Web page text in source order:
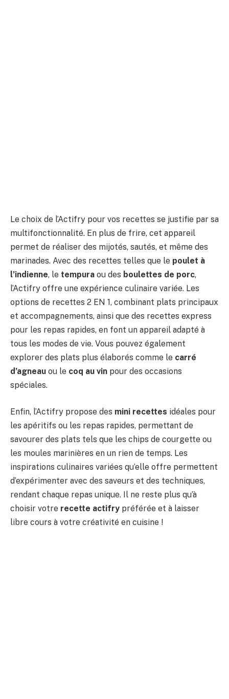
Le choix de l’Actifry pour vos recettes se justifie par sa
multifonctionnalité. En plus de frire, cet appareil
permet de réaliser des mijotés, sautés, et même des
marinades. Avec des recettes telles que le poulet à
l’indienne, le tempura ou des boulettes de porc,
l’Actifry offre une expérience culinaire variée. Les
options de recettes 2 EN 1, combinant plats principaux
et accompagnements, ainsi que des recettes express
pour les repas rapides, en font un appareil adapté à
tous les modes de vie. Vous pouvez également
explorer des plats plus élaborés comme le carré
d’agneau ou le coq au vin pour des occasions
spéciales.
Enfin, l’Actifry propose des mini recettes idéales pour
les apéritifs ou les repas rapides, permettant de
savourer des plats tels que les chips de courgette ou
les moules marinières en un rien de temps. Les
inspirations culinaires variées qu’elle offre permettent
d’expérimenter avec des saveurs et des techniques,
rendant chaque repas unique. Il ne reste plus qu’à
choisir votre recette actifry préférée et à laisser
libre cours à votre créativité en cuisine !